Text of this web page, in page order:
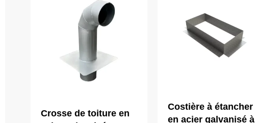
Crosse de toiture en
Costière à étancher
en acier galvanisé à